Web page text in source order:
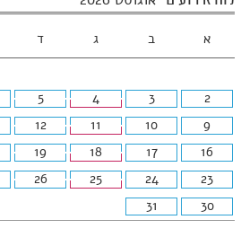
א ב ג ד
2
3
4
5
9
10
11
12
16
17
18
19
23
24
25
26
30
31